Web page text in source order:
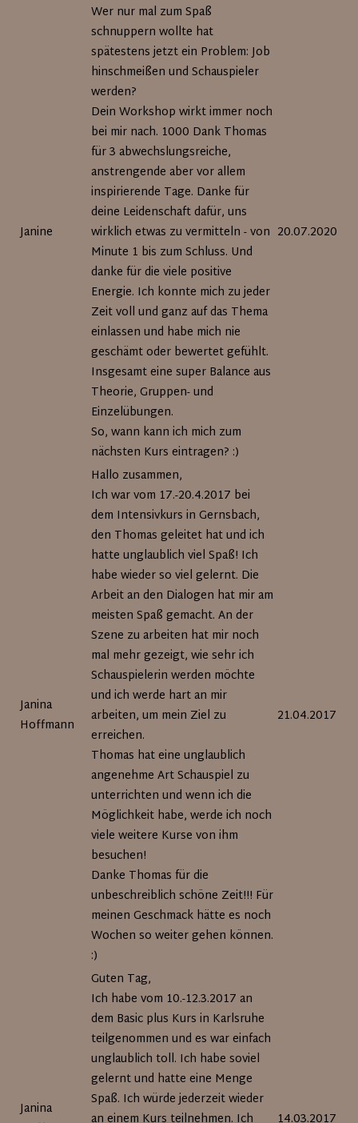
Janine
Wer nur mal zum Spaß
schnuppern wollte hat
spätestens jetzt ein Problem: Job
hinschmeißen und Schauspieler
werden?
Dein Workshop wirkt immer noch
bei mir nach. 1000 Dank Thomas
für 3 abwechslungsreiche,
anstrengende aber vor allem
inspirierende Tage. Danke für
deine Leidenschaft dafür, uns
wirklich etwas zu vermitteln - von
Minute 1 bis zum Schluss. Und
danke für die viele positive
Energie. Ich konnte mich zu jeder
Zeit voll und ganz auf das Thema
einlassen und habe mich nie
geschämt oder bewertet gefühlt.
Insgesamt eine super Balance aus
Theorie, Gruppen- und
Einzelübungen.
So, wann kann ich mich zum
nächsten Kurs eintragen? :)
20.07.2020
Janina
Hoffmann
Hallo zusammen,
Ich war vom 17.-20.4.2017 bei
dem Intensivkurs in Gernsbach,
den Thomas geleitet hat und ich
hatte unglaublich viel Spaß! Ich
habe wieder so viel gelernt. Die
Arbeit an den Dialogen hat mir am
meisten Spaß gemacht. An der
Szene zu arbeiten hat mir noch
mal mehr gezeigt, wie sehr ich
Schauspielerin werden möchte
und ich werde hart an mir
arbeiten, um mein Ziel zu
erreichen.
Thomas hat eine unglaublich
angenehme Art Schauspiel zu
unterrichten und wenn ich die
Möglichkeit habe, werde ich noch
viele weitere Kurse von ihm
besuchen!
Danke Thomas für die
unbeschreiblich schöne Zeit!!! Für
meinen Geschmack hätte es noch
Wochen so weiter gehen können.
:)
21.04.2017
Janina
Guten Tag,
Ich habe vom 10.-12.3.2017 an
dem Basic plus Kurs in Karlsruhe
teilgenommen und es war einfach
unglaublich toll. Ich habe soviel
gelernt und hatte eine Menge
Spaß. Ich würde jederzeit wieder